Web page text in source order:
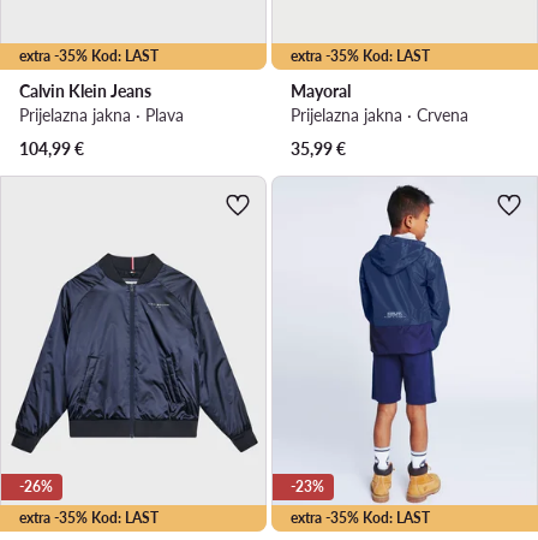
extra -35% Kod: LAST
Calvin Klein Jeans
Prijelazna jakna · Plava
104,99€
extra -35% Kod: LAST
Mayoral
Prijelazna jakna · Crvena
35,99€
extra -35% Kod: LAST
-26%
extra -35% Kod: LAST
-23%